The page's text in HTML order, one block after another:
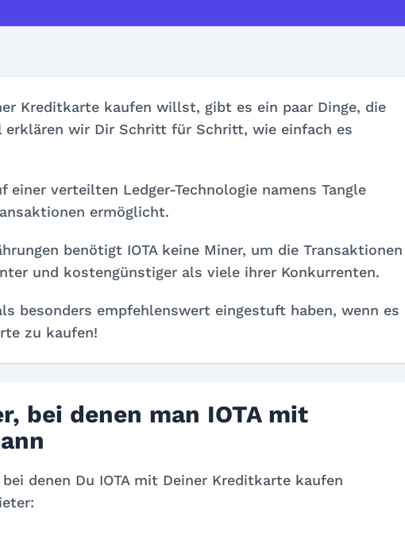
Kreditkarte kaufen willst, gibt es ein paar Dinge, die
wir Dir Schritt für Schritt, wie einfach es
einer verteilten Ledger-Technologie namens Tangle
ermöglicht.
benötigt IOTA keine Miner, um die Transaktionen
und kostengünstiger als viele ihrer Konkurrenten.
besonders empfehlenswert eingestuft haben, wenn es
zu kaufen!
bei denen man IOTA mit
denen Du IOTA mit Deiner Kreditkarte kaufen